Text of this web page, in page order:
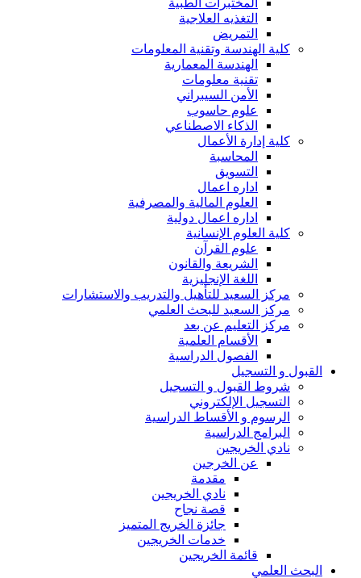
المختبرات الطبية
التغذيه العلاجية
التمريض
كلية الهندسة وتقنية المعلومات
الهندسة المعمارية
تقنية معلومات
الأمن السيبراني
علوم حاسوب
الذكاء الاصطناعي
كلية إدارة الأعمال
المحاسبة
التسويق
اداره اعمال
العلوم المالية والمصرفية
اداره اعمال دولية
كلية العلوم الإنسانية
علوم القرآن
الشريعة والقانون
اللغة الإنجليزية
مركز السعيد للتأهيل والتدريب والاستشارات
مركز السعيد للبحث العلمي
مركز التعليم عن بعد
الأقسام العلمية
الفصول الدراسية
القبول و التسجيل
شروط القبول و التسجيل
التسجيل الإلكتروني
الرسوم و الأقساط الدراسية
البرامج الدراسية
نادي الخريجين
عن الخرجين
مقدمة
نادي الخريجين
قصة نجاح
جائزة الخريج المتميز
خدمات الخريجين
قائمة الخريجين
البحث العلمي